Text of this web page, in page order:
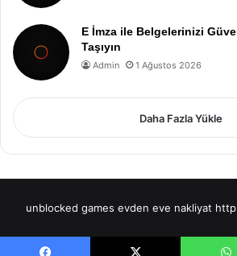
E İmza ile Belgelerinizi
Taşıyın
Admin 1 Ağustos 2026
Daha Fazla Yükle
unblocked games evden eve nakliyat